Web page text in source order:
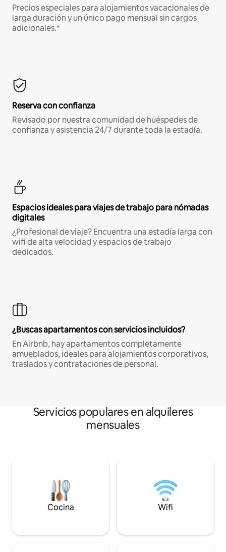
Precios especiales para alojamientos vacacionales de
larga duración y un único pago mensual sin cargos
adicionales.*
Reserva con confianza
Revisado por nuestra comunidad de huéspedes de
confianza y asistencia 24/7 durante toda la estadía.
Espacios ideales para viajes de trabajo para nómadas
digitales
¿Profesional de viaje? Encuentra una estadía larga con
wifi de alta velocidad y espacios de trabajo
dedicados.
¿Buscas apartamentos con servicios incluidos?
En Airbnb, hay apartamentos completamente
amueblados, ideales para alojamientos corporativos,
traslados y contrataciones de personal.
Servicios populares en alquileres
mensuales
Cocina Wifi